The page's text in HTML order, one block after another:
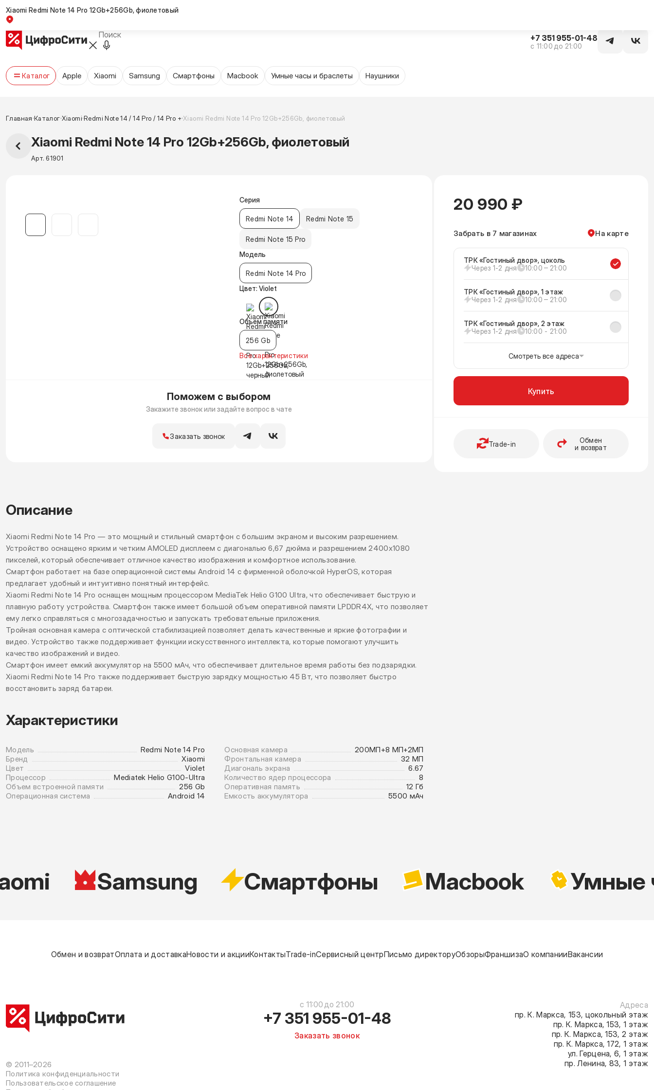
Обмен и возвратОплата и доставкаНовости и акции
+7 351 955-01-48
c 11:00 до 21:00
Каталог Apple Xiaomi Samsung Cмартфоны Macbook Умные часы и браслеты Наушники
Главная КаталогXiaomi Redmi Note 14 / 14 Pro / 14 Pro +Xiaomi Redmi Note 14 Pro 12Gb+256Gb, фиолетовый
Xiaomi Redmi Note 14 Pro 12Gb+256Gb, фиолетовый
Арт. 61901
Серия
Redmi Note 14
Redmi Note 15
Redmi Note 15 Pro
Модель
Redmi Note 14 Pro
Цвет: Violet
Объём памяти
256 Gb
Все характеристики
Поможем с выбором
Закажите звонок или задайте вопрос в чате
Заказать звонок
Описание
Xiaomi Redmi Note 14 Pro — это мощный и стильный смартфон с большим экраном и высоким разрешением.
Устройство оснащено ярким и четким AMOLED дисплеем с диагональю 6,67 дюйма и разрешением 2400x1080
пикселей, который обеспечивает отличное качество изображения и комфортное использование.
Смартфон работает на базе операционной системы Android 14 с фирменной оболочкой HyperOS, которая
предлагает удобный и интуитивно понятный интерфейс.
Xiaomi Redmi Note 14 Pro оснащен мощным процессором MediaTek Helio G100 Ultra, что обеспечивает быструю и
плавную работу устройства. Смартфон также имеет большой объем оперативной памяти LPDDR4X, что позволяет
ему легко справляться с многозадачностью и запускать требовательные приложения.
Тройная основная камера с оптической стабилизацией позволяет делать качественные и яркие фотографии и
видео. Устройство также поддерживает функции искусственного интеллекта, которые помогают улучшить
качество изображений и видео.
Смартфон имеет емкий аккумулятор на 5500 мАч, что обеспечивает длительное время работы без подзарядки.
Xiaomi Redmi Note 14 Pro также поддерживает быструю зарядку мощностью 45 Вт, что позволяет быстро
восстановить заряд батареи.
Характеристики
Модель
Redmi Note 14 Pro
Бренд
Xiaomi
Цвет
Violet
Процессор
Mediatek Helio G100-Ultra
Объем встроенной памяти
256 Gb
Операционная система
Android 14
Основная камера
200МП+8 МП+2МП
Фронтальная камера
32 МП
Диагональ экрана
6.67
Количество ядер процессора
8
Оперативная память
12 Гб
Емкость аккумулятора
5500 мАч
20 990 ₽
Забрать в 7 магазинах На карте
ТРК «Гостиный двор», цоколь
Через 1-2 дня
10:00 ‒ 21:00
ТРК «Гостиный двор», 1 этаж
Через 1-2 дня
10:00 ‒ 21:00
ТРК «Гостиный двор», 2 этаж
Через 1-2 дня
10:00 - 21:00
Смотреть все адреса
Купить
Trade-in Обмен
и возврат
Xiaomi Redmi Note 14 Pro 12Gb+256Gb, фиолетовый
Samsung Cмартфоны Macbook Умные
Обмен и возвратОплата и доставкаНовости и акцииКонтактыTrade-inСервисный центрПисьмо директоруОбзорыФраншизаО компанииВакансии
© 2011–2026
Политика конфиденциальности
Пользовательское соглашение
c 11:00 до 21:00
+7 351 955-01-48
Заказать звонок
Адреса
пр. К. Маркса, 153, цокольный этаж
пр. К. Маркса, 153, 1 этаж
пр. К. Маркса, 153, 2 этаж
пр. К. Маркса, 172, 1 этаж
ул. Герцена, 6, 1 этаж
пр. Ленина, 83, 1 этаж